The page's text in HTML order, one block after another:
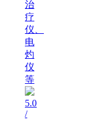
治
疗
仪、
电
灼
仪
等
5.0
/